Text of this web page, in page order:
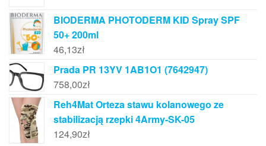
BIODERMA PHOTODERM KID Spray SPF
50+ 200ml
46,13zł
Prada PR 13YV 1AB1O1 (7642947)
758,00zł
Reh4Mat Orteza stawu kolanowego ze
stabilizacją rzepki 4Army-SK-05
124,90zł